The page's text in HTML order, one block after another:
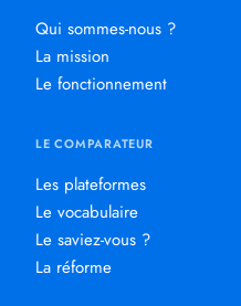
Qui sommes-nous ?
La mission
Le fonctionnement
LE COMPARATEUR
Les plateformes
Le vocabulaire
Le saviez-vous ?
La réforme